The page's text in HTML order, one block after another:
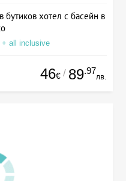
бутиков хотел с басейн в
+ all inclusive
46€ / 89.97
лв.